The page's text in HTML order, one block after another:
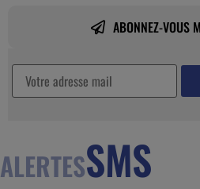
ABONNEZ-VOUS
ALERTESSMS